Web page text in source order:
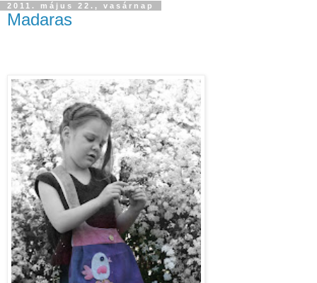
2011. május 22., vasárnap
Madaras